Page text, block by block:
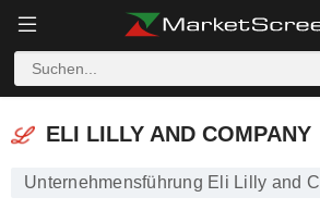
ELI LILLY AND COMPANY
ELI LILLY AND COMPANY
Unternehmensführung Eli Lilly and